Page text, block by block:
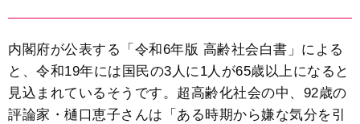
内閣府が公表する「令和6年版 高齢社会白書」による
と、令和19年には国民の3人に1人が65歳以上になると
見込まれているそうです。超高齢化社会の中、92歳の
評論家・樋口恵子さんは「ある時期から嫌な気分を引